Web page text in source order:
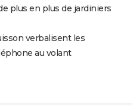
plus en plus de jardiniers
verbalisent les
au volant